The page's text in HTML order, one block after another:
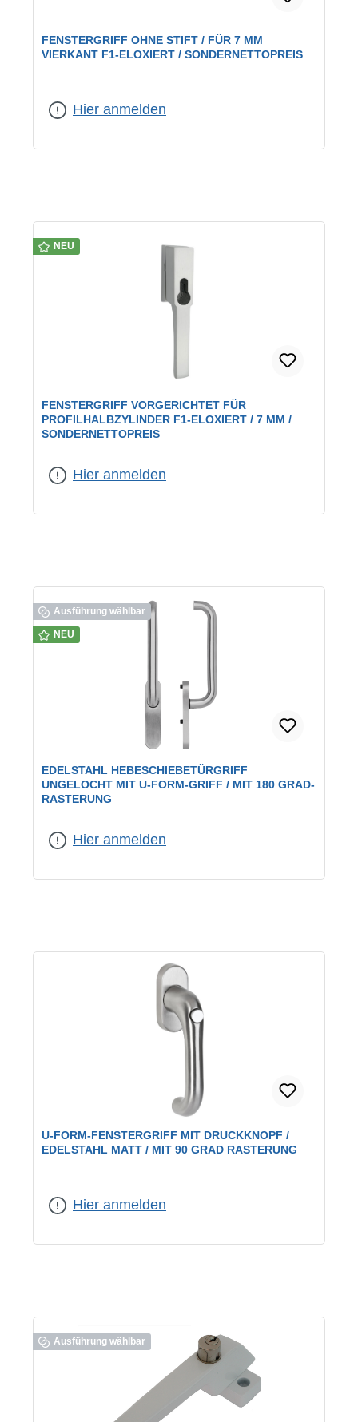
FENSTERGRIFF OHNE STIFT / FÜR 7 MM
VIERKANT F1-ELOXIERT / SONDERNETTOPREIS
Hier anmelden
NEU
FENSTERGRIFF VORGERICHTET FÜR
PROFILHALBZYLINDER F1-ELOXIERT / 7 MM /
SONDERNETTOPREIS
Hier anmelden
Ausführung wählbar
NEU
EDELSTAHL HEBESCHIEBETÜRGRIFF
UNGELOCHT MIT U-FORM-GRIFF / MIT 180 GRAD-
RASTERUNG
Hier anmelden
U-FORM-FENSTERGRIFF MIT DRUCKKNOPF /
EDELSTAHL MATT / MIT 90 GRAD RASTERUNG
Hier anmelden
Ausführung wählbar